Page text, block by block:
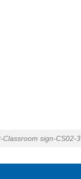
Classroom sign-CS02-3